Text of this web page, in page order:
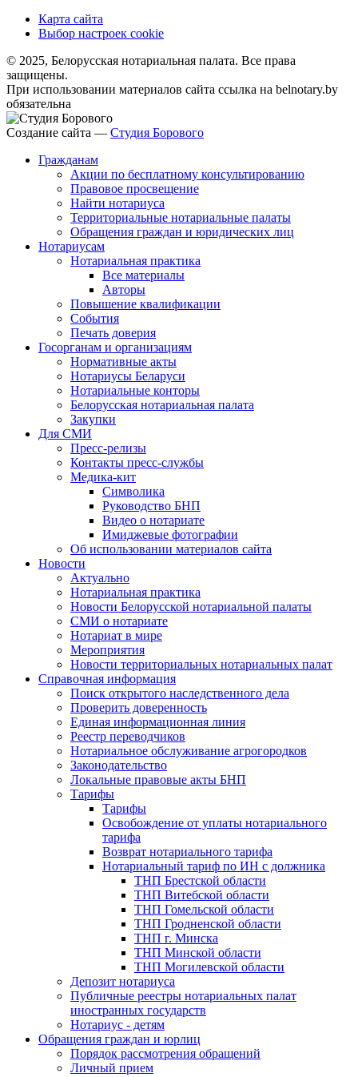
Карта сайта
Выбор настроек cookie
© 2025, Белорусская нотариальная палата. Все права
защищены.
При использовании материалов сайта ссылка на belnotary.by
обязательна
Создание сайта — Студия Борового
Гражданам
Акции по бесплатному консультированию
Правовое просвещение
Найти нотариуса
Территориальные нотариальные палаты
Обращения граждан и юридических лиц
Нотариусам
Нотариальная практика
Все материалы
Авторы
Повышение квалификации
События
Печать доверия
Госорганам и организациям
Нормативные акты
Нотариусы Беларуси
Нотариальные конторы
Белорусская нотариальная палата
Закупки
Для СМИ
Пресс-релизы
Контакты пресс-службы
Медика-кит
Символика
Руководство БНП
Видео о нотариате
Имиджевые фотографии
Об использовании материалов сайта
Новости
Актуально
Нотариальная практика
Новости Белорусской нотариальной палаты
СМИ о нотариате
Нотариат в мире
Мероприятия
Новости территориальных нотариальных палат
Справочная информация
Поиск открытого наследственного дела
Проверить доверенность
Единая информационная линия
Реестр переводчиков
Нотариальное обслуживание агрогородков
Законодательство
Локальные правовые акты БНП
Тарифы
Тарифы
Освобождение от уплаты нотариального
тарифа
Возврат нотариального тарифа
Нотариальный тариф по ИН с должника
ТНП Брестской области
ТНП Витебской области
ТНП Гомельской области
ТНП Гродненской области
ТНП г. Минска
ТНП Минской области
ТНП Могилевской области
Депозит нотариуса
Публичные реестры нотариальных палат
иностранных государств
Нотариус - детям
Обращения граждан и юрлиц
Порядок рассмотрения обращений
Личный прием